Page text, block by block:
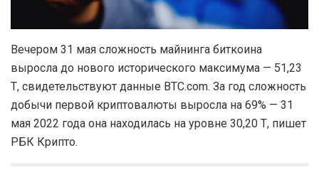
Вечером 31 мая сложность майнинга биткоина
выросла до нового исторического максимума — 51,23
Т, свидетельствуют данные BTC.com. За год сложность
добычи первой криптовалюты выросла на 69% — 31
мая 2022 года она находилась на уровне 30,20 Т, пишет
РБК Крипто.